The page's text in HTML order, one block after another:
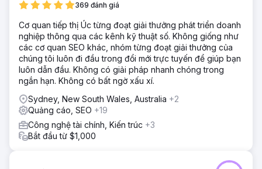
369 đánh giá
Cơ quan tiếp thị Úc từng đoạt giải thưởng phát triển doanh
nghiệp thông qua các kênh kỹ thuật số. Không giống như
các cơ quan SEO khác, nhóm từng đoạt giải thưởng của
chúng tôi luôn đi đầu trong đổi mới trực tuyến để giúp bạn
luôn dẫn đầu. Không có giải pháp nhanh chóng trong
ngắn hạn. Không có bất ngờ xấu xí.
Sydney, New South Wales, Australia +2
Quảng cáo, SEO +19
Công nghệ tài chính, Kiến trúc +3
Bắt đầu từ $1,000